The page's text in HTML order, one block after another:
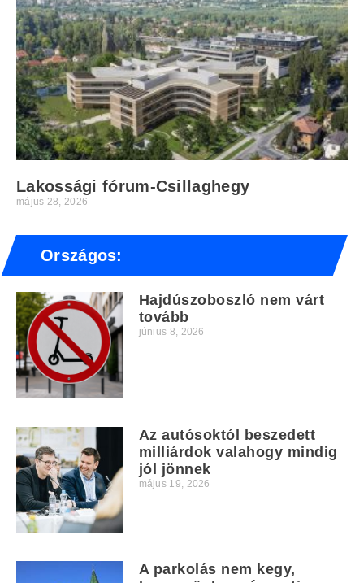
Lakossági fórum-Csillaghegy
május 28, 2026
Országos:
Hajdúszoboszló nem várt
tovább
június 8, 2026
Az autósoktól beszedett
milliárdok valahogy mindig
jól jönnek
május 19, 2026
A parkolás nem kegy,